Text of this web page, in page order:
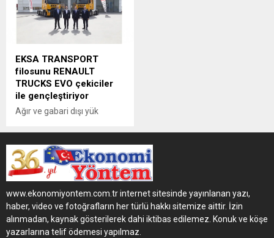
EKSA TRANSPORT
filosunu RENAULT
TRUCKS EVO çekiciler
ile gençleştiriyor
Ağır ve gabari dışı yük
EKSA Transport, yeni teslim
aldığı Renault Trucks EVO
çekiciler ile filosunu
gençleştiriyor.
www.ekonomiyontem.com.tr internet sitesinde yayınlanan yazı,
haber, video ve fotoğrafların her türlü hakkı sitemize aittir. İzin
alınmadan, kaynak gösterilerek dahi iktibas edilemez. Konuk ve köşe
yazarlarına telif ödemesi yapılmaz.